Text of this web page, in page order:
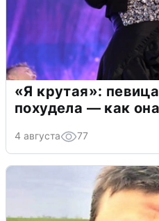
«Я крутая»:
похудела — как
4 августа 77